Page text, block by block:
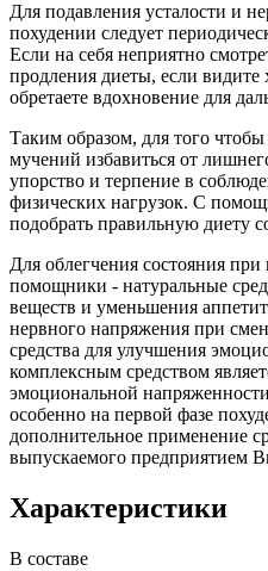
Для подавления усталости и
похудении следует
Если на себя неприятно
продления диеты, если
обретаете вдохновение для
Таким образом, для того
мучений избавиться от
упорство и терпение в
физических нагрузок. С
подобрать правильную диету
Для облегчения состояния
помощники - натуральные
веществ и уменьшения
нервного напряжения при
средства для улучшения
комплексным средством
эмоциональной
особенно на первой фазе
дополнительное применение
выпускаемого предприятием
Характеристики
В составе